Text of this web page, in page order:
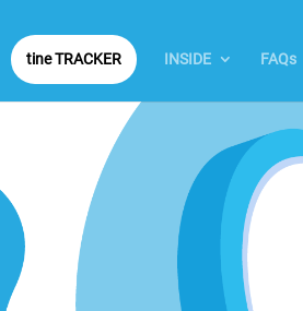
tine TRACKER INSIDE FAQs